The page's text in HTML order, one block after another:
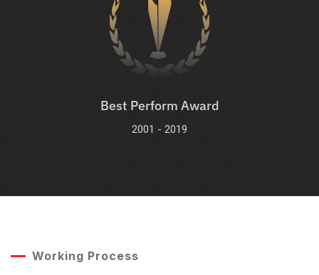
Best Perform Award
2001 - 2019
Working Process